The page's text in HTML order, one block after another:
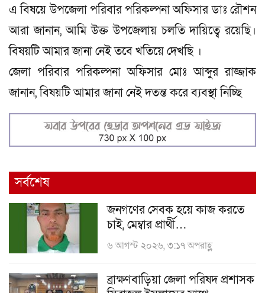
এ বিষয়ে উপজেলা পরিবার পরিকল্পনা অফিসার ডাঃ রৌশন
আরা জানান, আমি উক্ত উপজেলায় চলতি দায়িত্বে রয়েছি।
বিষয়টি আমার জানা নেই তবে খতিয়ে দেখছি ।
জেলা পরিবার পরিকল্পনা অফিসার মোঃ আব্দুর রাজ্জাক
জানান, বিষয়টি আমার জানা নেই দতন্ত করে ব্যবস্থা নিচ্ছি
সর্বশেষ
জনগণের সেবক হয়ে কাজ করতে
চাই, মেম্বার প্রার্থী…
৬ আগস্ট ২০২৬, ৩:১৭ অপরাহ্ণ
ব্রাক্ষণবাড়িয়া জেলা পরিষদ প্রশাসক